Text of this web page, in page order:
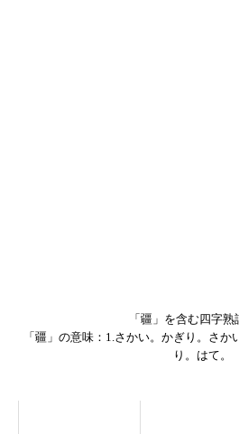
「疆」を含む四字熟
「疆」の意味：1.さかい。かぎり。さ
り。はて。